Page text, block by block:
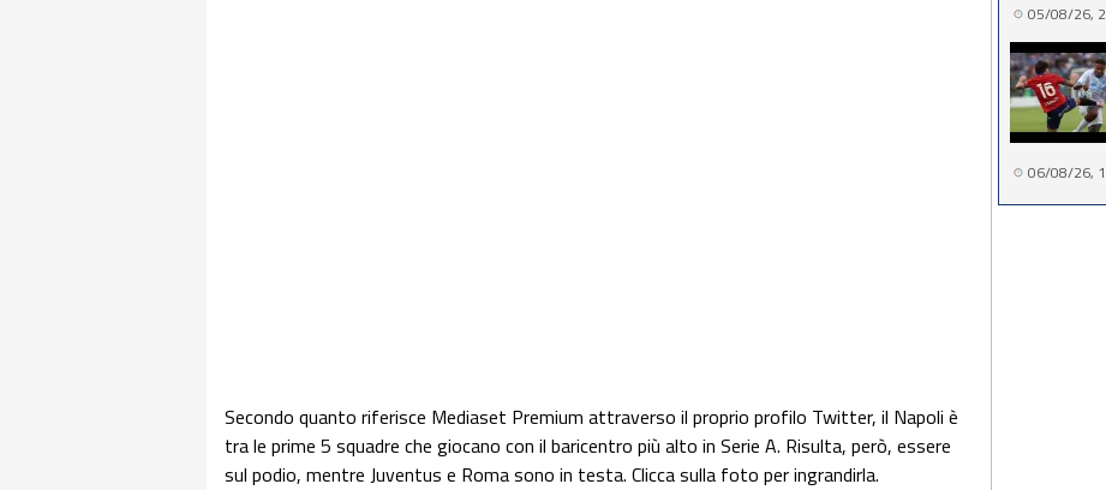
Secondo quanto riferisce Mediaset Premium attraverso il proprio profilo Twitter, il Napoli è
tra le prime 5 squadre che giocano con il baricentro più alto in Serie A. Risulta, però, essere
sul podio, mentre Juventus e Roma sono in testa. Clicca sulla foto per ingrandirla.
05/08/26,
06/08/26,